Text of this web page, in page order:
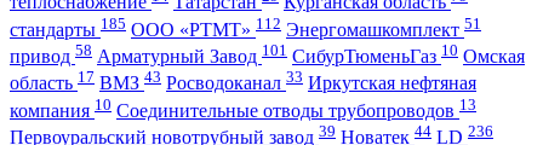
стандарты 185 ООО «РТМТ» 112 Энергомашкомплект 51
привод 58 Арматурный Завод 101 СибурТюменьГаз 10 Омская
область 17 ВМЗ 43 Росводоканал 33 Иркутская нефтяная
компания 10 Соединительные отводы трубопроводов 13
Первоуральский новотрубный завод 39 Новатек 44 LD 236